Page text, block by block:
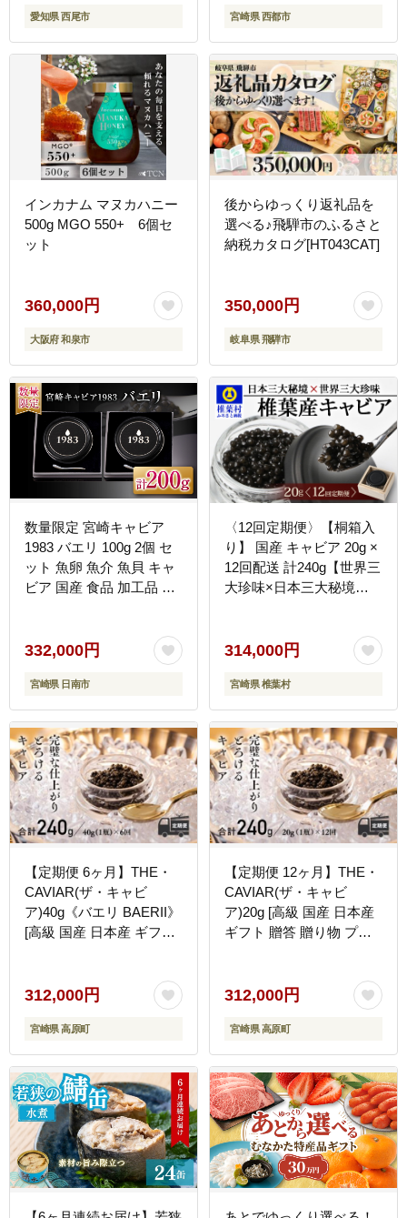
愛知県 西尾市 宮崎県 西都市
インカナム マヌカハニー
500g MGO 550+ 6個セ
ット
360,000円
大阪府 和泉市
後からゆっくり返礼品を
選べる♪飛騨市のふるさと
納税カタログ[HT043CAT]
350,000円
岐阜県 飛騨市
数量限定 宮崎キャビア
1983 バエリ 100g 2個 セ
ット 魚卵 魚介 魚貝 キャ
ビア 国産 食品 加工品 高
念日 お祝い イベント パ
ーティー オードブル おす
すめ 宮崎県 日南市 送料
無料_AJB1-25
332,000円
宮崎県 日南市
〈12回定期便〉【桐箱入
り】 国産 キャビア 20g ×
12回配送 計240g【世界三
大珍味×日本三大秘境】
魚介 珍味 贈答 希少 SZ-
314,000円
宮崎県 椎葉村
【定期便 6ヶ月】THE・
CAVIAR(ザ・キャビ
ア)40g《バエリ BAERII》
[高級 国産 日本産 ギフト
TF0493-P00066
312,000円
宮崎県 高原町
【定期便 12ヶ月】THE・
CAVIAR(ザ・キャビ
ア)20g [高級 国産 日本産
ギフト 贈答 贈り物 プレ
312,000円
宮崎県 高原町